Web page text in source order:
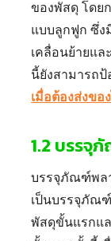
ของพัสดุ โดย
แบบลูกฟูก ซึ่
เคลื่อนย้ายแล
นี้ยังสามารถ
เมื่อต้องส่งขอ
1.2 บรรจุ
บรรจุภัณฑ์พล
เป็นบรรจุภัณฑ์
พัสดุขั้นแรกแ